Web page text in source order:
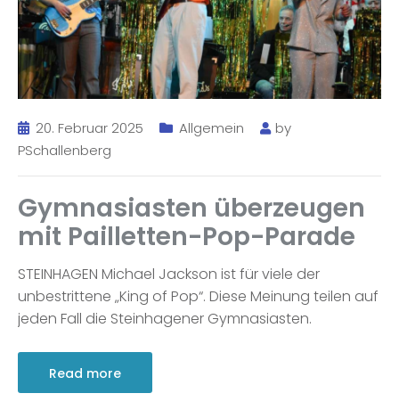
20. Februar 2025 Allgemein
by
PSchallenberg
Gymnasiasten überzeugen
mit Pailletten-Pop-Parade
STEINHAGEN Michael Jackson ist für viele der
unbestrittene „King of Pop“. Diese Meinung teilen auf
jeden Fall die Steinhagener Gymnasiasten.
Read more